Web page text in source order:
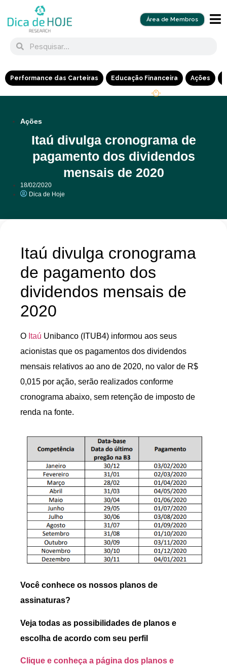
Área de Membros
Performance das Carteiras Educação Financeira Ações
Ações
Itaú divulga cronograma de
pagamento dos dividendos
mensais de 2020
18/02/2020
Dica de Hoje
Itaú divulga cronograma
de pagamento dos
dividendos mensais de
2020
O Itaú Unibanco (ITUB4) informou aos seus
acionistas que os pagamentos dos dividendos
mensais relativos ao ano de 2020, no valor de R$
0,015 por ação, serão realizados conforme
cronograma abaixo, sem retenção de imposto de
renda na fonte.
Você conhece os nossos planos de
assinaturas?
Veja todas as possibilidades de planos e
escolha de acordo com seu perfil
Clique e conheça a página dos planos e